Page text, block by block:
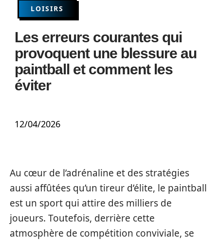
LOISIRS
Les erreurs courantes qui
provoquent une blessure au
paintball et comment les
éviter
12/04/2026
Au cœur de l’adrénaline et des stratégies
aussi affûtées qu’un tireur d’élite, le paintball
est un sport qui attire des milliers de
joueurs. Toutefois, derrière cette
atmosphère de compétition conviviale, se